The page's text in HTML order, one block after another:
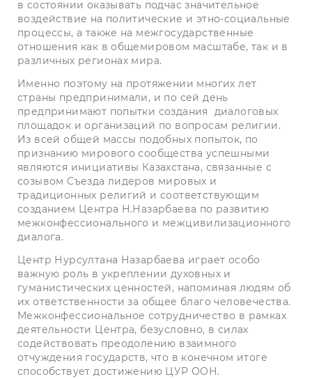
в состоянии оказывать подчас значительное
воздействие на политичес­кие и этно-социальные
процессы, а также на межгосударственные
отношения как в общемировом масштабе, так и в
различных регио­нах мира.
Именно поэтому на протяжении многих лет
страны предпринимали, и по сей день
предпринимают попытки создания
диалоговых
площадок и организаций по вопросам религии.
Из всей общей массы подобных попыток, по
признанию мирового сообщества успешными
являются инициативы Казахстана, связанные с
созывом Съезда лидеров мировых и
традиционных религий и соответствующим
созданием Центра Н.Назарбаева по развитию
межконфессионального и межцивилизационного
диалога.
Центр Нурсултана Назарбаева играет особо
важную роль в укреплении духовных и
гуманистических ценностей, напоминая людям об
их ответственности за общее благо человечества.
Межконфессиональное сотрудничество в рамках
деятельности Центра, безусловно, в силах
содействовать преодолению взаимного
отчуждения государств, что в конечном итоге
способствует достижению ЦУР ООН.